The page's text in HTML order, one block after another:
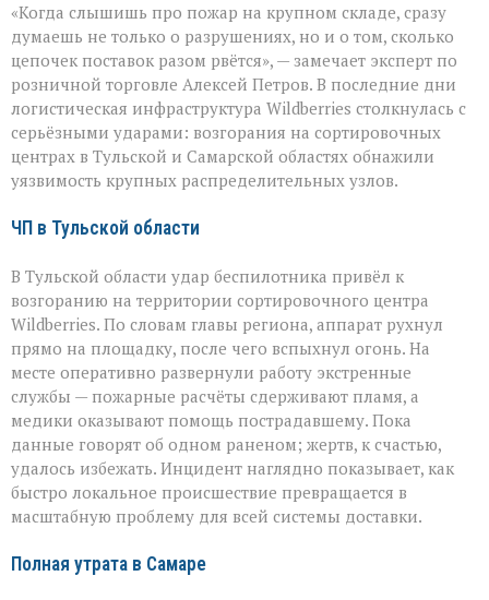
по
логистике:
пожары
на
складах
Wildberries
«Когда слышишь про пожар на крупном складе, сразу
думаешь не только о разрушениях, но и о том, сколько
цепочек поставок разом рвётся», — замечает эксперт по
розничной торговле Алексей Петров. В последние дни
логистическая инфраструктура Wildberries столкнулась с
серьёзными ударами: возгорания на сортировочных
центрах в Тульской и Самарской областях обнажили
уязвимость крупных распределительных узлов.
ЧП в Тульской области
В Тульской области удар беспилотника привёл к
возгоранию на территории сортировочного центра
Wildberries. По словам главы региона, аппарат рухнул
прямо на площадку, после чего вспыхнул огонь. На
месте оперативно развернули работу экстренные
службы — пожарные расчёты сдерживают пламя, а
медики оказывают помощь пострадавшему. Пока
данные говорят об одном раненом; жертв, к счастью,
удалось избежать. Инцидент наглядно показывает, как
быстро локальное происшествие превращается в
масштабную проблему для всей системы доставки.
Полная утрата в Самаре